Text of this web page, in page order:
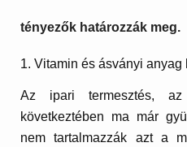
tényezők határozzák meg.
1. Vitamin és ásványi
Az ipari termesztés, az
következtében ma már
nem tartalmazzák azt a